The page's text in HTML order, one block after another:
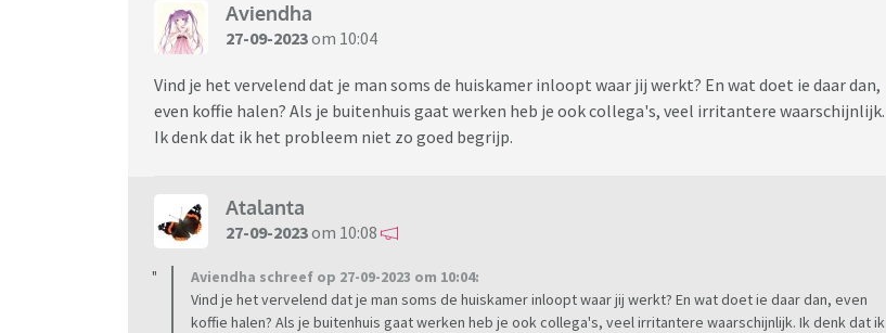
Aviendha
27-09-2023om 10:04
Vind je het vervelend dat je man soms de huiskamer inloopt waar jij werkt? En wat doet ie daar dan,
even koffie halen? Als je buitenhuis gaat werken heb je ook collega's, veel irritantere waarschijnlijk.
Ik denk dat ik het probleem niet zo goed begrijp.
Atalanta
27-09-2023om 10:08
Aviendha schreef op 27-09-2023 om 10:04:
Vind je het vervelend dat je man soms de huiskamer inloopt waar jij werkt? En wat doet ie daar dan, even
koffie halen? Als je buitenhuis gaat werken heb je ook collega's, veel irritantere waarschijnlijk. Ik denk dat ik